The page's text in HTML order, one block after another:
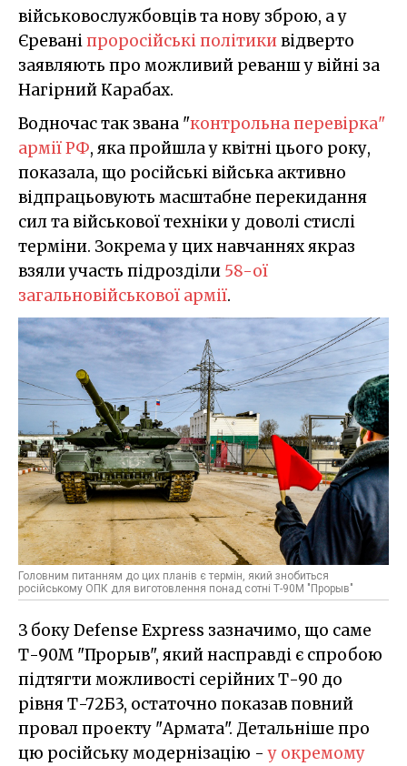
військовослужбовців та нову зброю, а у
Єреваніпроросійські політикивідверто
заявляють про можливий реванш у війні за
Нагірний Карабах.
Водночас так звана "контрольна перевірка"
армії РФ, яка пройшла у квітні цього року,
показала, що російські війська активно
відпрацьовують масштабне перекидання
сил та військової техніки у доволі стислі
терміни. Зокрема у цих навчаннях якраз
взяли участь підрозділи 58-ої
загальновійськової армії.
Головним питанням до цих планів є термін, який знобиться
російському ОПК для виготовлення понад сотні Т-90М "Прорыв"
З боку Defense Express зазначимо, що саме
Т-90М "Прорыв", який насправді є спробою
підтягти можливості серійних Т-90 до
рівня Т-72Б3, остаточно показав повний
провал проекту "Армата". Детальніше про
цю російську модернізацію -у окремому